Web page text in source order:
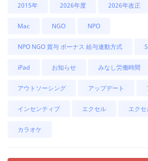
2015年 2026年度 2026年改正
Mac NGO NPO
NPO NGO 賞与 ボーナス 給与連動方式
iPad お知らせ みなし労働時間
アウトソーシング アップデート
インセンティブ エクセル エク
カラオケ